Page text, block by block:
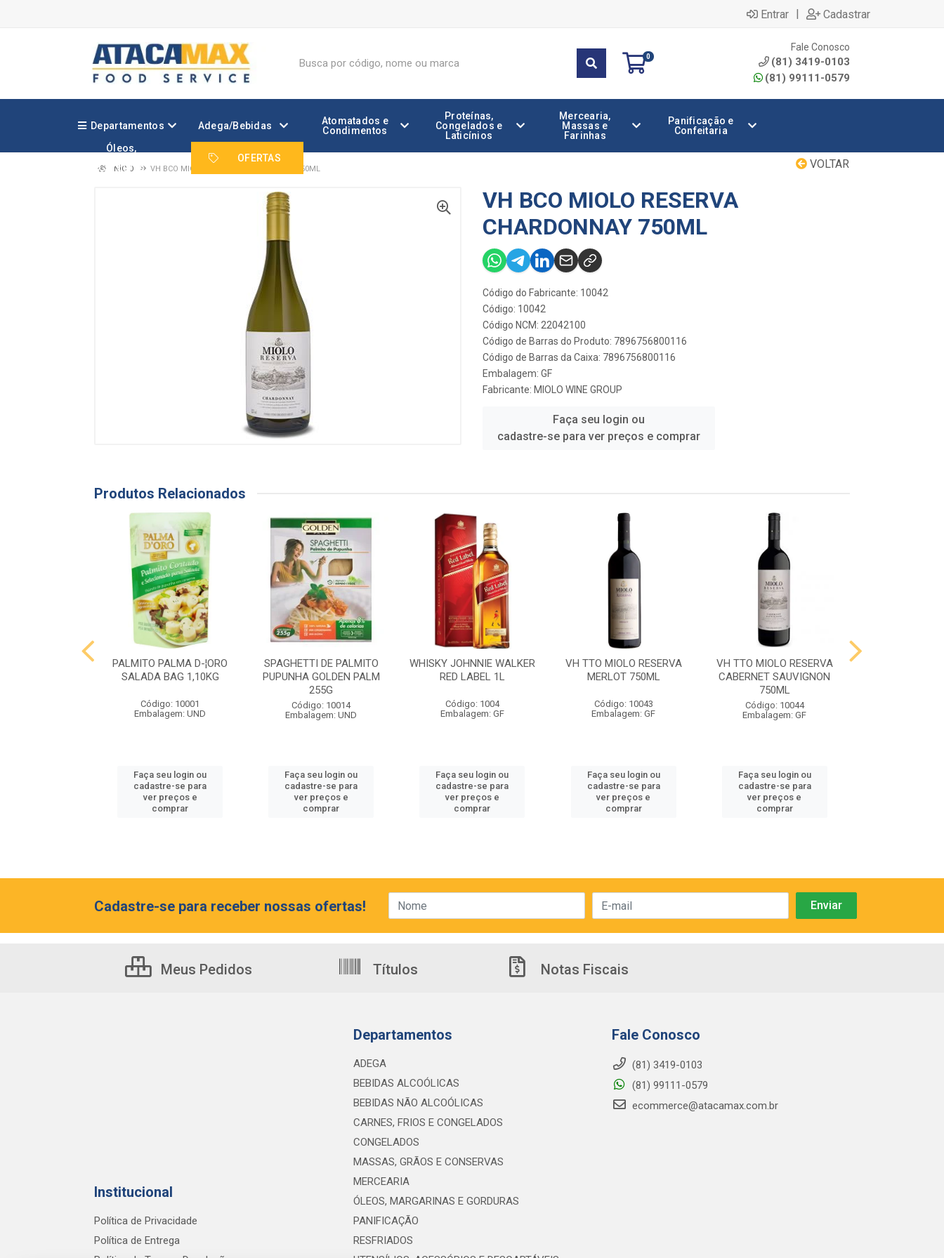
Entrar | Cadastrar
0
Fale Conosco
(81) 3419-0103
(81) 99111-0579
Departamentos Adega/Bebidas
Atomatados e
Condimentos
Proteínas,
Congelados e
Laticínios
Mercearia,
Massas e
Farinhas
Panificação e
Confeitaria
Óleos,
Gorduras
OFERTAS VOLTAR
INÍCIO VH BCO MIOLO RESERVA CHARDONNAY 750ML
VH BCO MIOLO RESERVA
CHARDONNAY 750ML
Código do Fabricante: 10042
Código: 10042
Código NCM: 22042100
Código de Barras do Produto: 7896756800116
Código de Barras da Caixa: 7896756800116
Embalagem: GF
Fabricante: MIOLO WINE GROUP
Faça seu login ou
cadastre-se para ver preços e comprar
Produtos Relacionados
PALMITO PALMA D-¦ORO
SALADA BAG 1,10KG
Código: 10001
Embalagem: UND
Faça seu login ou
cadastre-se para
ver preços e
comprar
SPAGHETTI DE PALMITO
PUPUNHA GOLDEN PALM
255G
Código: 10014
Embalagem: UND
Faça seu login ou
cadastre-se para
ver preços e
comprar
WHISKY JOHNNIE WALKER
RED LABEL 1L
Código: 1004
Embalagem: GF
Faça seu login ou
cadastre-se para
ver preços e
comprar
VH TTO MIOLO RESERVA
MERLOT 750ML
Código: 10043
Embalagem: GF
Faça seu login ou
cadastre-se para
ver preços e
comprar
VH TTO MIOLO RESERVA
CABERNET SAUVIGNON
750ML
Código: 10044
Embalagem: GF
Faça seu login ou
cadastre-se para
ver preços e
comprar
Cadastre-se para receber nossas ofertas!
Meus Pedidos Títulos Notas Fiscais
Institucional
Política de Privacidade
Política de Entrega
Departamentos
ADEGA
BEBIDAS ALCOÓLICAS
BEBIDAS NÃO ALCOÓLICAS
CARNES, FRIOS E CONGELADOS
CONGELADOS
MASSAS, GRÃOS E CONSERVAS
MERCEARIA
ÓLEOS, MARGARINAS E GORDURAS
PANIFICAÇÃO
RESFRIADOS
Fale Conosco
(81) 3419-0103
(81) 99111-0579
ecommerce@atacamax.com.br